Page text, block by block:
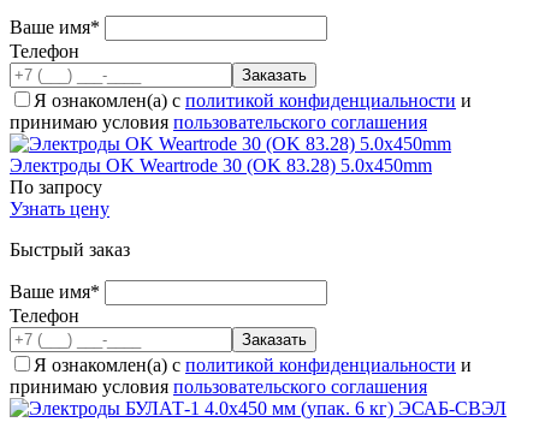
Ваше имя*
Телефон
Я ознакомлен(а) с политикой конфиденциальности и
принимаю условия пользовательского соглашения
Электроды OK Weartrode 30 (OK 83.28) 5.0x450mm
По запросу
Узнать цену
Быстрый заказ
Ваше имя*
Телефон
Я ознакомлен(а) с политикой конфиденциальности и
принимаю условия пользовательского соглашения